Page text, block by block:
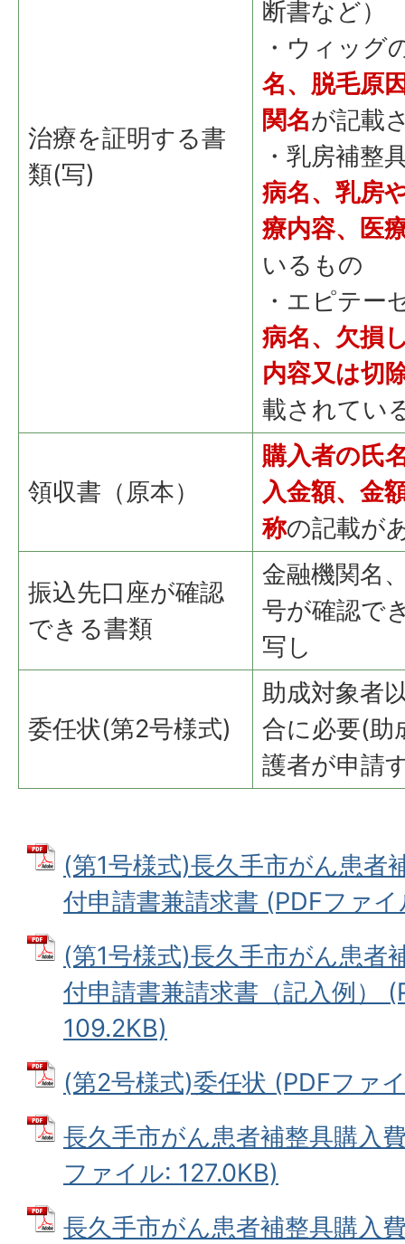
治療を証明する書
類(写)
断書など）
・ウィッグ
名、脱毛原
関名が記載
・乳房補整
病名、乳房
療内容、医
いるもの
・エピテー
病名、欠損
内容又は切
載されてい
領収書（原本）
購入者の氏
入金額、金
称の記載が
振込先口座が確認
できる書類
金融機関名
号が確認で
写し
委任状(第2号様式)
助成対象者
合に必要(助
護者が申請
(第1号様式)長久手市がん患者
付申請書兼請求書 (PDFファ
(第1号様式)長久手市がん患者
付申請書兼請求書（記入例）
109.2KB)
(第2号様式)委任状 (PDFファ
長久手市がん患者補整具購入
ファイル: 127.0KB)
長久手市がん患者補整具購入